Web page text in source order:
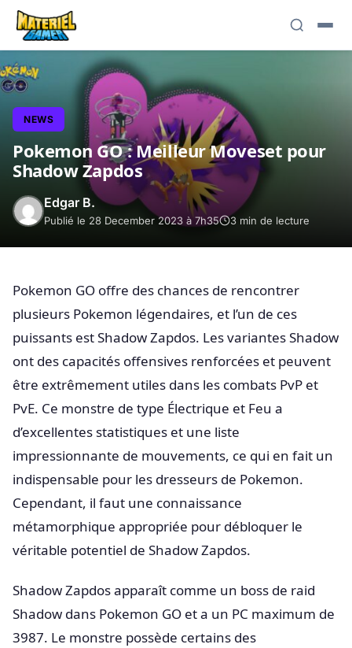
NEWS
Pokemon GO : Meilleur Moveset pour
Shadow Zapdos
Edgar B.
Publié le 28 December 2023 à 7h35 3 min de lecture
Pokemon GO offre des chances de rencontrer
plusieurs Pokemon légendaires, et l’un de ces
puissants est Shadow Zapdos. Les variantes Shadow
ont des capacités offensives renforcées et peuvent
être extrêmement utiles dans les combats PvP et
PvE. Ce monstre de type Électrique et Feu a
d’excellentes statistiques et une liste
impressionnante de mouvements, ce qui en fait un
indispensable pour les dresseurs de Pokemon.
Cependant, il faut une connaissance
métamorphique appropriée pour débloquer le
véritable potentiel de Shadow Zapdos.
Shadow Zapdos apparaît comme un boss de raid
Shadow dans Pokemon GO et a un PC maximum de
3987. Le monstre possède certains des